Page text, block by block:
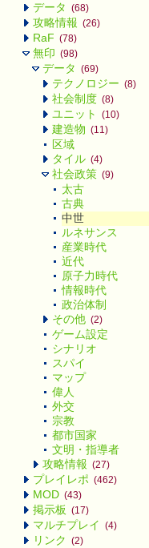
データ (68)
攻略情報 (26)
RaF (78)
無印 (98)
データ (69)
テクノロジー (8)
社会制度 (8)
ユニット (10)
建造物 (11)
区域
タイル (4)
社会政策 (9)
太古
古典
中世
ルネサンス
産業時代
近代
原子力時代
情報時代
政治体制
その他 (2)
ゲーム設定
シナリオ
スパイ
マップ
偉人
外交
宗教
都市国家
文明・指導者
攻略情報 (27)
プレイレポ (462)
MOD (43)
掲示板 (17)
マルチプレイ (4)
リンク (2)